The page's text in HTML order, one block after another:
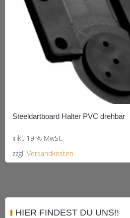
Produktseite
Steeldartboard Halter PVC drehbar
inkl. 19 % MwSt.
zzgl. Versandkosten
HIER FINDEST DU UNS!!